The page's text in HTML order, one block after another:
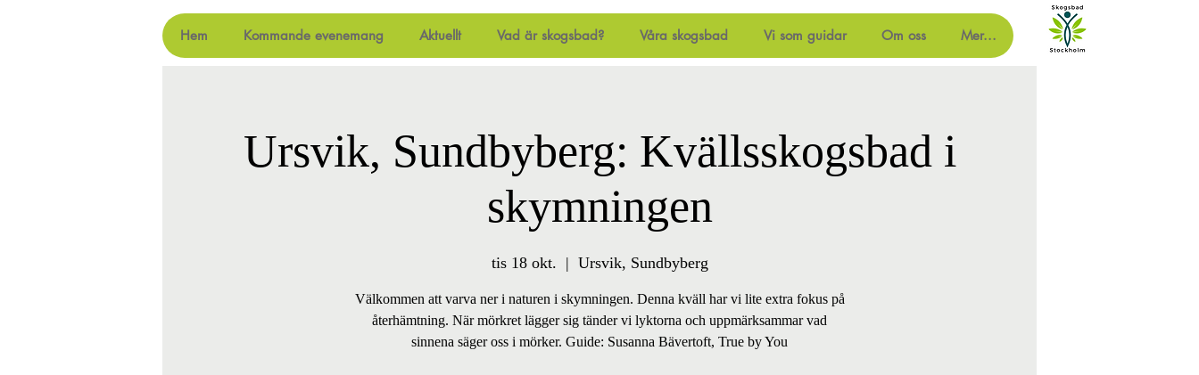
Hem Kommande evenemang Aktuellt Vad är skogsbad? Våra skogsbad Vi som guidar Om oss Mer...
Ursvik, Sundbyberg: Kvällsskogsbad i
skymningen
tis 18 okt.
  |
Ursvik, Sundbyberg
Välkommen att varva ner i naturen i skymningen. Denna kväll har vi lite extra fokus på
återhämtning. När mörkret lägger sig tänder vi lyktorna och uppmärksammar vad
sinnena säger oss i mörker. Guide: Susanna Bävertoft, True by You